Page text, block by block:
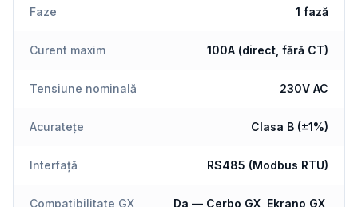
Faze 1 fază
Curent maxim 100A (direct, fără CT)
Tensiune nominală 230V AC
Acuratețe Clasa B (±1%)
Interfață RS485 (Modbus RTU)
Compatibilitate GX
Da — Cerbo GX, Ekrano GX,